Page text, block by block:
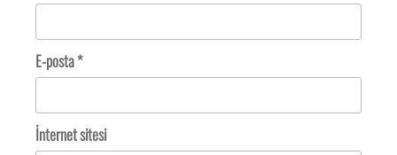
E-posta*
İnternet sitesi